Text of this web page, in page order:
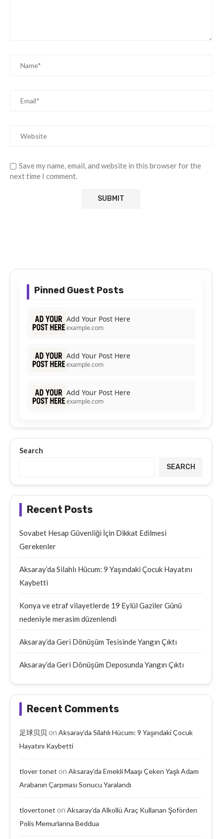
Save my name, email, and website in this browser for the
next time I comment.
Pinned Guest Posts
Add Your Post Here
example.com
Add Your Post Here
example.com
Add Your Post Here
example.com
Search
SEARCH
Recent Posts
Sovabet Hesap Güvenliği İçin Dikkat Edilmesi
Gerekenler
Aksaray’da Silahlı Hücum: 9 Yaşındaki Çocuk Hayatını
Kaybetti
Konya ve etraf vilayetlerde 19 Eylül Gaziler Günü
nedeniyle merasim düzenlendi
Aksaray’da Geri Dönüşüm Tesisinde Yangın Çıktı
Aksaray’da Geri Dönüşüm Deposunda Yangın Çıktı
Recent Comments
足球贝贝 on Aksaray’da Silahlı Hücum: 9 Yaşındaki Çocuk
Hayatını Kaybetti
tlover tonet on Aksaray’da Emekli Maaşı Çeken Yaşlı Adam
Arabanın Çarpması Sonucu Yaralandı
tlovertonet on Aksaray’da Alkollü Araç Kullanan Şoförden
Polis Memurlarına Beddua